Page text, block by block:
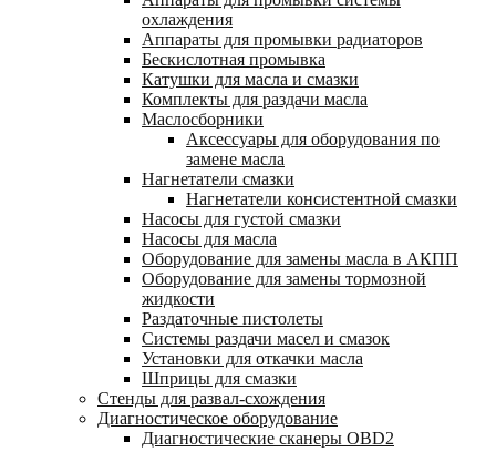
охлаждения
Аппараты для промывки радиаторов
Бескислотная промывка
Катушки для масла и смазки
Комплекты для раздачи масла
Маслосборники
Аксессуары для оборудования по
замене масла
Нагнетатели смазки
Нагнетатели консистентной смазки
Насосы для густой смазки
Насосы для масла
Оборудование для замены масла в АКПП
Оборудование для замены тормозной
жидкости
Раздаточные пистолеты
Системы раздачи масел и смазок
Установки для откачки масла
Шприцы для смазки
Стенды для развал-схождения
Диагностическое оборудование
Диагностические сканеры OBD2